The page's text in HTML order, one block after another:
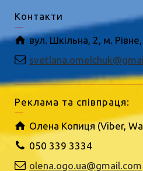
Контакти
вул. Шкільна, 2, м.
Реклама та співпраця:
Олена Копиця (Viber,
050 339 3334
olena.ogo.ua@gmail.com